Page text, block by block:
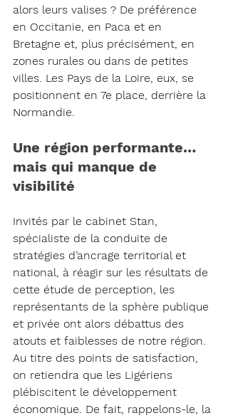
alors leurs valises ? De préférence
en Occitanie, en Paca et en
Bretagne et, plus précisément, en
zones rurales ou dans de petites
villes. Les Pays de la Loire, eux, se
positionnent en 7e place, derrière la
Normandie.
Une région performante…
mais qui manque de
visibilité
Invités par le cabinet Stan,
spécialiste de la conduite de
stratégies d’ancrage territorial et
national, à réagir sur les résultats de
cette étude de perception, les
représentants de la sphère publique
et privée ont alors débattus des
atouts et faiblesses de notre région.
Au titre des points de satisfaction,
on retiendra que les Ligériens
plébiscitent le développement
économique. De fait, rappelons-le, la